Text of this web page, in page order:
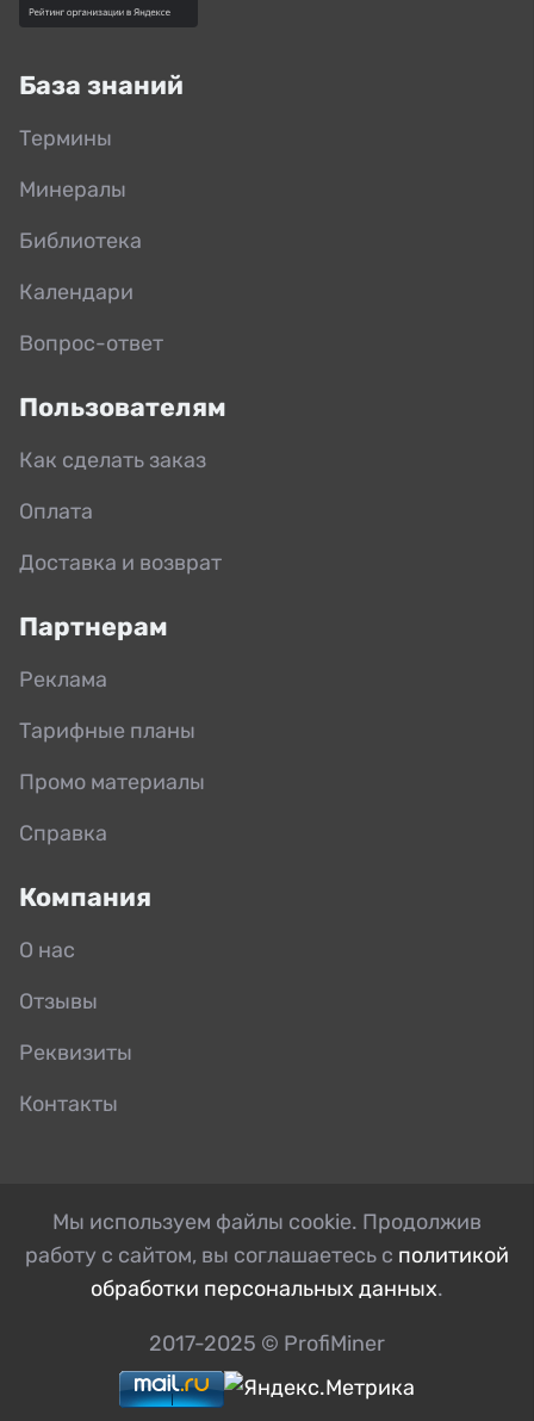
База знаний
Термины
Минералы
Библиотека
Календари
Вопрос-ответ
Пользователям
Как сделать заказ
Оплата
Доставка и возврат
Партнерам
Реклама
Тарифные планы
Промо материалы
Справка
Компания
О нас
Отзывы
Реквизиты
Контакты
Мы используем файлы cookie. Продолжив
работу с сайтом, вы соглашаетесь с политикой
обработки персональных данных.
2017-2025 © ProfiMiner